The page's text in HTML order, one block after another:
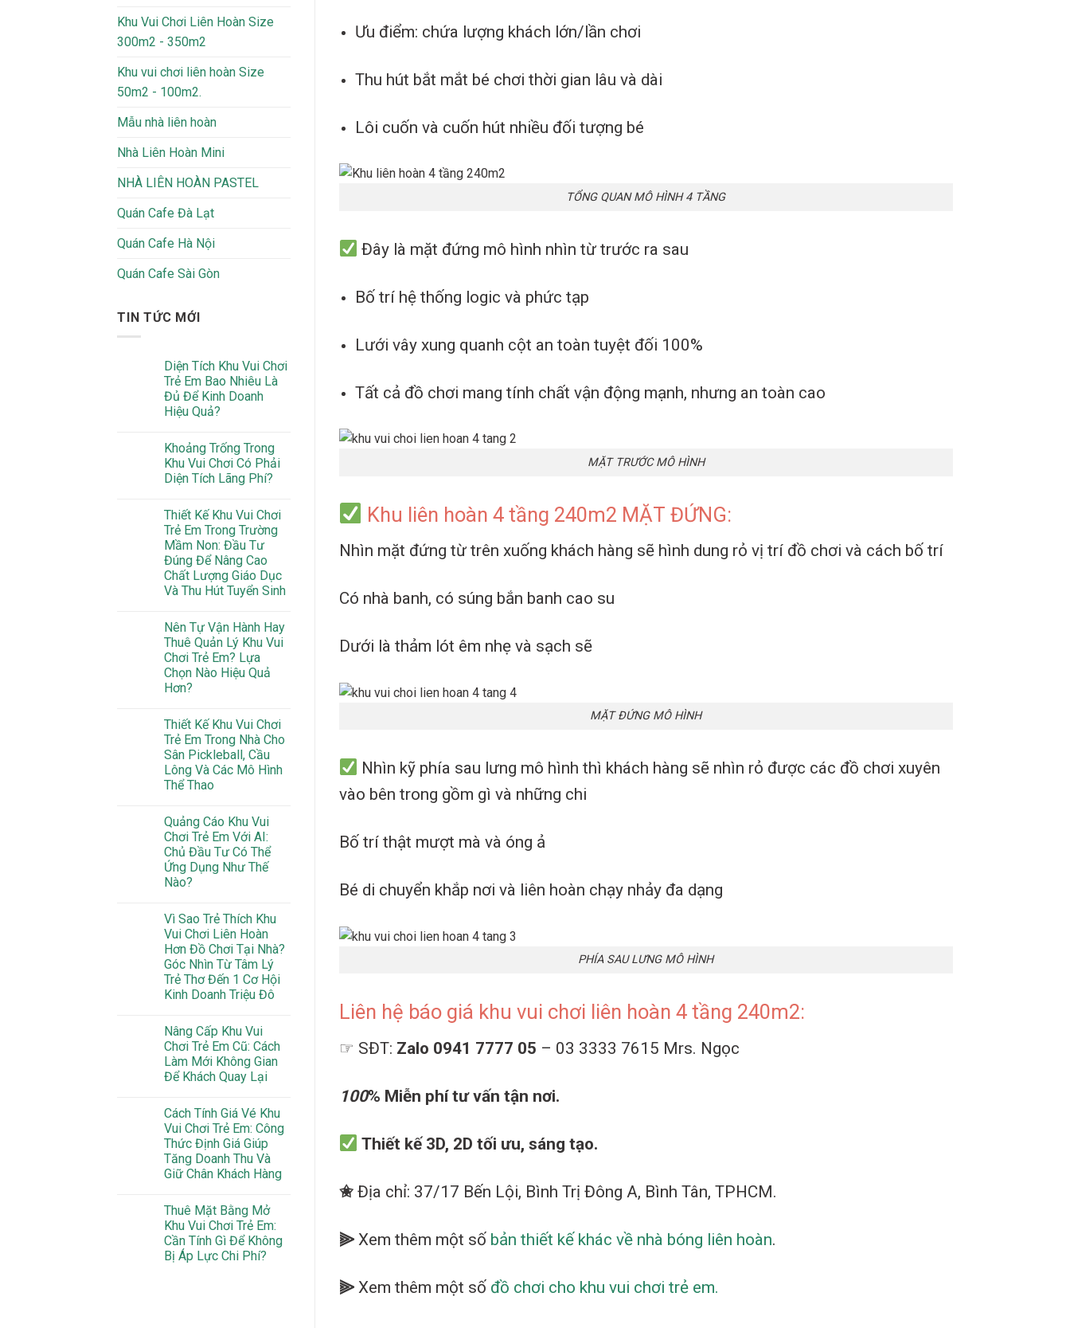
Khu Vui Chơi Liên Hoàn Size
300m2 - 350m2
Khu vui chơi liên hoàn Size
50m2 - 100m2.
Mẫu nhà liên hoàn
Nhà Liên Hoàn Mini
NHÀ LIÊN HOÀN PASTEL
Quán Cafe Đà Lạt
Quán Cafe Hà Nội
Quán Cafe Sài Gòn
TIN TỨC MỚI
Diện Tích Khu Vui Chơi
Trẻ Em Bao Nhiêu Là
Đủ Để Kinh Doanh
Hiệu Quả?
Khoảng Trống Trong
Khu Vui Chơi Có Phải
Diện Tích Lãng Phí?
Thiết Kế Khu Vui Chơi
Trẻ Em Trong Trường
Mầm Non: Đầu Tư
Đúng Để Nâng Cao
Chất Lượng Giáo Dục
Và Thu Hút Tuyển Sinh
Nên Tự Vận Hành Hay
Thuê Quản Lý Khu Vui
Chơi Trẻ Em? Lựa
Chọn Nào Hiệu Quả
Hơn?
Thiết Kế Khu Vui Chơi
Trẻ Em Trong Nhà Cho
Sân Pickleball, Cầu
Lông Và Các Mô Hình
Thể Thao
Quảng Cáo Khu Vui
Chơi Trẻ Em Với AI:
Chủ Đầu Tư Có Thể
Ứng Dụng Như Thế
Nào?
Vì Sao Trẻ Thích Khu
Vui Chơi Liên Hoàn
Hơn Đồ Chơi Tại Nhà?
Góc Nhìn Từ Tâm Lý
Trẻ Thơ Đến 1 Cơ Hội
Kinh Doanh Triệu Đô
Nâng Cấp Khu Vui
Chơi Trẻ Em Cũ: Cách
Làm Mới Không Gian
Để Khách Quay Lại
Cách Tính Giá Vé Khu
Vui Chơi Trẻ Em: Công
Thức Định Giá Giúp
Tăng Doanh Thu Và
Giữ Chân Khách Hàng
Thuê Mặt Bằng Mở
Khu Vui Chơi Trẻ Em:
Cần Tính Gì Để Không
Bị Áp Lực Chi Phí?
Ưu điểm: chứa lượng khách lớn/lần chơi
Thu hút bắt mắt bé chơi thời gian lâu và dài
Lôi cuốn và cuốn hút nhiều đối tượng bé
TỔNG QUAN MÔ HÌNH 4 TẦNG
Đây là mặt đứng mô hình nhìn từ trước ra sau
Bố trí hệ thống logic và phức tạp
Lưới vây xung quanh cột an toàn tuyệt đối 100%
Tất cả đồ chơi mang tính chất vận động mạnh, nhưng an toàn cao
MẶT TRƯỚC MÔ HÌNH
Khu liên hoàn 4 tầng 240m2 MẶT ĐỨNG:
Nhìn mặt đứng từ trên xuống khách hàng sẽ hình dung rỏ vị trí đồ chơi và cách bố trí
Có nhà banh, có súng bắn banh cao su
Dưới là thảm lót êm nhẹ và sạch sẽ
MẶT ĐỨNG MÔ HÌNH
Nhìn kỹ phía sau lưng mô hình thì khách hàng sẽ nhìn rỏ được các đồ chơi xuyên
vào bên trong gồm gì và những chi
Bố trí thật mượt mà và óng ả
Bé di chuyển khắp nơi và liên hoàn chạy nhảy đa dạng
PHÍA SAU LƯNG MÔ HÌNH
Liên hệ báo giá khu vui chơi liên hoàn 4 tầng 240m2:
☞ SĐT: Zalo 0941 7777 05 – 03 3333 7615 Mrs. Ngọc
100% Miễn phí tư vấn tận nơi.
Thiết kế 3D, 2D tối ưu, sáng tạo.
✬ Địa chỉ: 37/17 Bến Lội, Bình Trị Đông A, Bình Tân, TPHCM.
⫸ Xem thêm một số bản thiết kế khác về nhà bóng liên hoàn.
⫸ Xem thêm một số đồ chơi cho khu vui chơi trẻ em.